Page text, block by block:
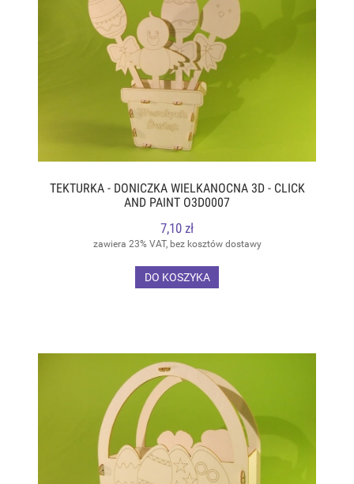
TEKTURKA - DONICZKA WIELKANOCNA 3D - CLICK
AND PAINT O3D0007
7,10 zł
zawiera 23% VAT, bez kosztów dostawy
DO KOSZYKA